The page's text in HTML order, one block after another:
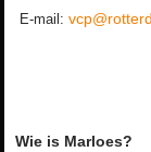
E-mail:
Wie is Marloes?